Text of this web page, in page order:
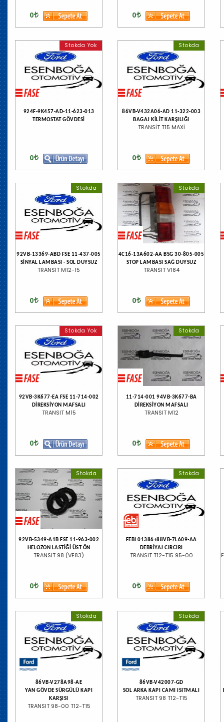
0 0
Stokda Yok
924F-9K457-AD-11-623-013
TERMOSTAT GÖVDESİ
0
Stokda
86VB-V432A06-AD 11-322-003
BAGAJ KİLİT KARŞILIĞI
TRANSİT T15 MAXİ
0
Stokda
92VB-13369-ABD FSE 11-437-005
SİNYAL LAMBASI - SOL DUYSUZ
TRANSIT M12-15
0
Stokda
4C16-13A602-AA BSG 30-805-005
STOP LAMBASI SAĞ DUYSUZ
TRANSIT V184
0
Stokda Yok
92VB-3K677-EA FSE 11-714-002
DİREKSİYON MAFSALI
TRANSIT M15
0
Stokda
11-714-001 94VB-3K677-BA
DİREKSİYON MAFSALI
TRANSIT M12
0
Stokda
92VB-5349-A1B FSE 11-963-002
HELOZON LASTİĞİ ÜST ÖN
TRANSIT 98 (VE83)
0
Stokda
FEBI 01386+88VB-7L609-AA
DEBRİYAJ CIRCIRI
TRANSIT T12-T15 95-00
0
Stokda
86VB-V278A98-AE
YAN GÖVDE SÜRGÜLÜ KAPI
KARŞISI
TRANSIT 98-00 T12-T15
Stokda
86VB-V42007-GD
SOL ARKA KAPI CAMI ISITMALI
TRANSIT 98 T12-T15